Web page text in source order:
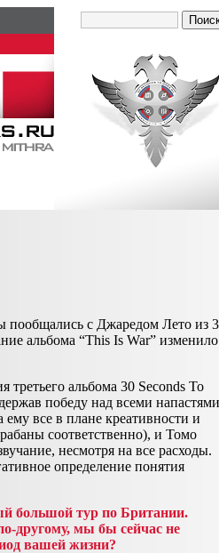
с Джаредом Лето из
альбома “This Is War” изменило
альбома 30 Seconds To
победу над всеми
ему все в плане креативности и
соответственно), и Томо
несмотря на все расходы.
определение понятия
большой тур по Британии.
другому, мы бы сейчас не
вашей жизни?